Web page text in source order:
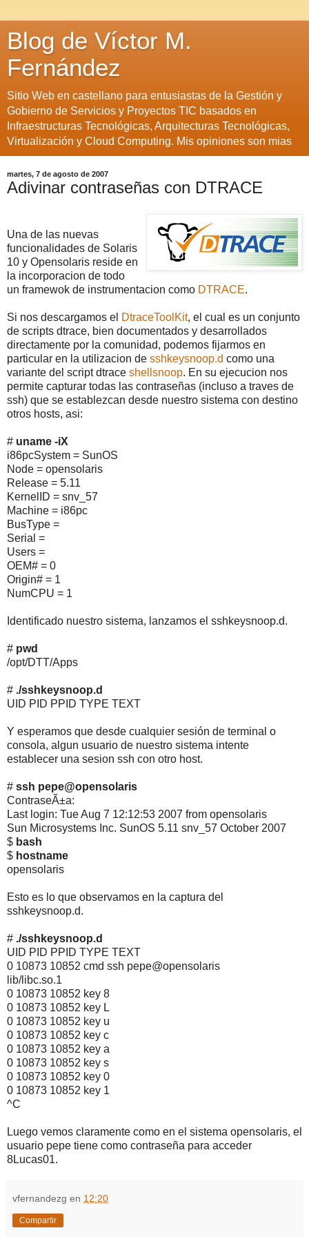
Blog de Víctor M.
Fernández
Sitio Web en castellano para entusiastas de la Gestión y
Gobierno de Servicios y Proyectos TIC basados en
Infraestructuras Tecnológicas, Arquitecturas Tecnológicas,
Virtualización y Cloud Computing. Mis opiniones son mias
martes, 7 de agosto de 2007
Adivinar contraseñas con DTRACE
Una de las nuevas
funcionalidades de Solaris
10 y Opensolaris reside en
la incorporacion de todo
un framewok de instrumentacion como DTRACE.
Si nos descargamos el DtraceToolKit, el cual es un conjunto
de scripts dtrace, bien documentados y desarrollados
directamente por la comunidad, podemos fijarmos en
particular en la utilizacion de sshkeysnoop.d como una
variante del script dtrace shellsnoop. En su ejecucion nos
permite capturar todas las contraseñas (incluso a traves de
ssh) que se establezcan desde nuestro sistema con destino
otros hosts, asi:
# uname -iX
i86pcSystem = SunOS
Node = opensolaris
Release = 5.11
KernelID = snv_57
Machine = i86pc
BusType =
Serial =
Users =
OEM# = 0
Origin# = 1
NumCPU = 1
Identificado nuestro sistema, lanzamos el sshkeysnoop.d.
# pwd
/opt/DTT/Apps
# ./sshkeysnoop.d
UID PID PPID TYPE TEXT
Y esperamos que desde cualquier sesión de terminal o
consola, algun usuario de nuestro sistema intente
establecer una sesion ssh con otro host.
# ssh pepe@opensolaris
ContraseÃ±a:
Last login: Tue Aug 7 12:12:53 2007 from opensolaris
Sun Microsystems Inc. SunOS 5.11 snv_57 October 2007
$ bash
$ hostname
opensolaris
Esto es lo que observamos en la captura del
sshkeysnoop.d.
# ./sshkeysnoop.d
UID PID PPID TYPE TEXT
0 10873 10852 cmd ssh pepe@opensolaris
lib/libc.so.1
0 10873 10852 key 8
0 10873 10852 key L
0 10873 10852 key u
0 10873 10852 key c
0 10873 10852 key a
0 10873 10852 key s
0 10873 10852 key 0
0 10873 10852 key 1
^C
Luego vemos claramente como en el sistema opensolaris, el
usuario pepe tiene como contraseña para acceder
8Lucas01.
vfernandezg en 12:20
Compartir